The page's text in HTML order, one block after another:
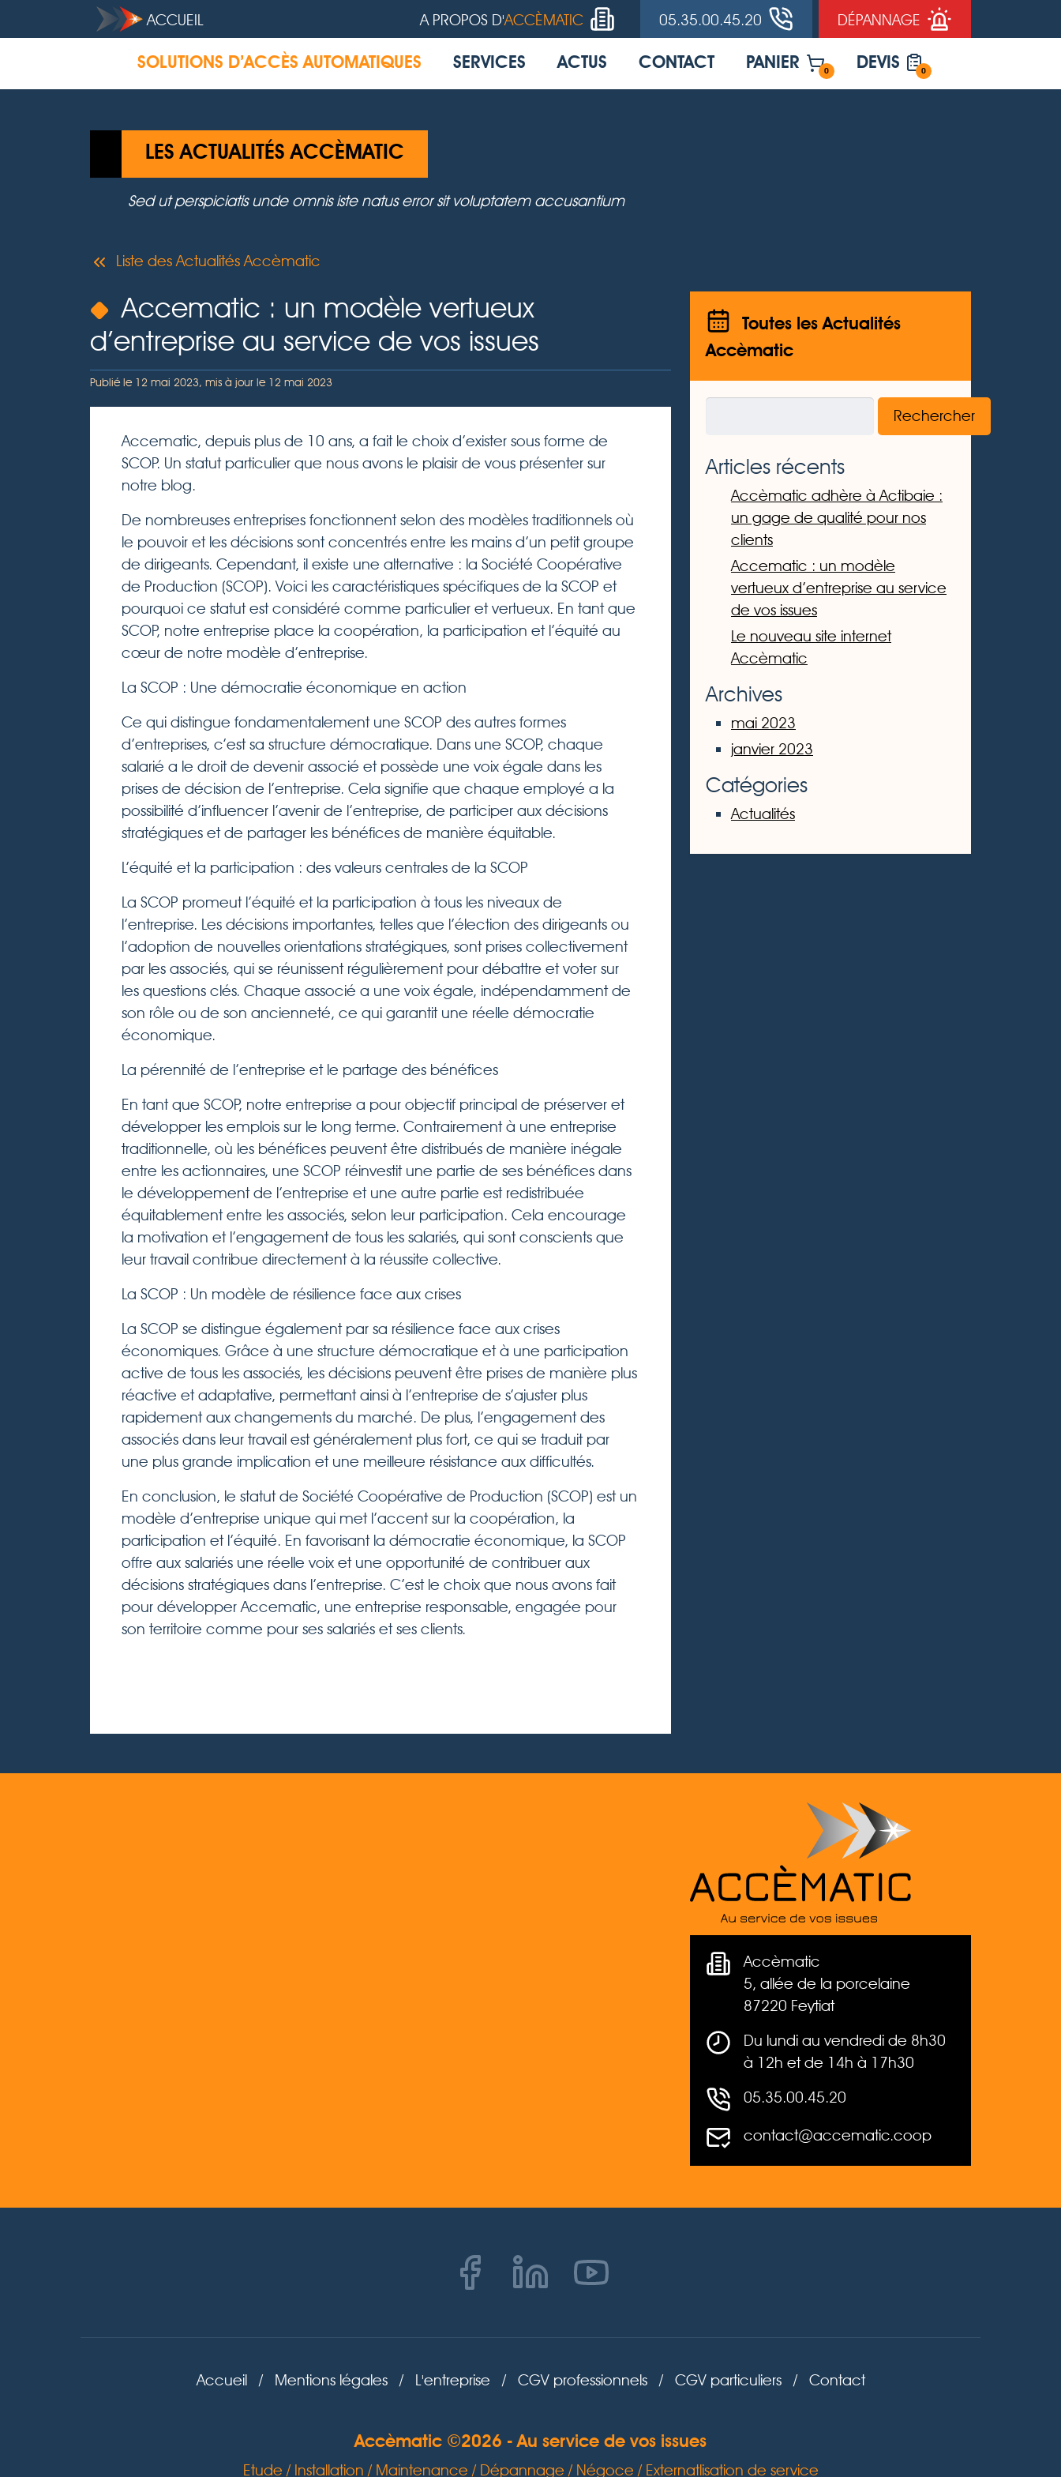
ACCUEIL A PROPOS D'ACCÈMATIC 05.35.00.45.20 DÉPANNAGE
SOLUTIONS D’ACCÈS AUTOMATIQUES SERVICES ACTUS CONTACT PANIER 0 DEVIS 0
LES ACTUALITÉS ACCÈMATIC
Sed ut perspiciatis unde omnis iste natus error sit voluptatem accusantium
Liste des Actualités Accèmatic
Accematic : un modèle vertueux
d’entreprise au service de vos issues
Publié le 12 mai 2023, mis à jour le 12 mai 2023
Accematic, depuis plus de 10 ans, a fait le choix d’exister sous forme de
SCOP. Un statut particulier que nous avons le plaisir de vous présenter sur
notre blog.
De nombreuses entreprises fonctionnent selon des modèles traditionnels où
le pouvoir et les décisions sont concentrés entre les mains d’un petit groupe
de dirigeants. Cependant, il existe une alternative : la Société Coopérative
de Production (SCOP). Voici les caractéristiques spécifiques de la SCOP et
pourquoi ce statut est considéré comme particulier et vertueux. En tant que
SCOP, notre entreprise place la coopération, la participation et l’équité au
cœur de notre modèle d’entreprise.
La SCOP : Une démocratie économique en action
Ce qui distingue fondamentalement une SCOP des autres formes
d’entreprises, c’est sa structure démocratique. Dans une SCOP, chaque
salarié a le droit de devenir associé et possède une voix égale dans les
prises de décision de l’entreprise. Cela signifie que chaque employé a la
possibilité d’influencer l’avenir de l’entreprise, de participer aux décisions
stratégiques et de partager les bénéfices de manière équitable.
L’équité et la participation : des valeurs centrales de la SCOP
La SCOP promeut l’équité et la participation à tous les niveaux de
l’entreprise. Les décisions importantes, telles que l’élection des dirigeants ou
l’adoption de nouvelles orientations stratégiques, sont prises collectivement
par les associés, qui se réunissent régulièrement pour débattre et voter sur
les questions clés. Chaque associé a une voix égale, indépendamment de
son rôle ou de son ancienneté, ce qui garantit une réelle démocratie
économique.
La pérennité de l’entreprise et le partage des bénéfices
En tant que SCOP, notre entreprise a pour objectif principal de préserver et
développer les emplois sur le long terme. Contrairement à une entreprise
traditionnelle, où les bénéfices peuvent être distribués de manière inégale
entre les actionnaires, une SCOP réinvestit une partie de ses bénéfices dans
le développement de l’entreprise et une autre partie est redistribuée
équitablement entre les associés, selon leur participation. Cela encourage
la motivation et l’engagement de tous les salariés, qui sont conscients que
leur travail contribue directement à la réussite collective.
La SCOP : Un modèle de résilience face aux crises
La SCOP se distingue également par sa résilience face aux crises
économiques. Grâce à une structure démocratique et à une participation
active de tous les associés, les décisions peuvent être prises de manière plus
réactive et adaptative, permettant ainsi à l’entreprise de s’ajuster plus
rapidement aux changements du marché. De plus, l’engagement des
associés dans leur travail est généralement plus fort, ce qui se traduit par
une plus grande implication et une meilleure résistance aux difficultés.
En conclusion, le statut de Société Coopérative de Production (SCOP) est un
modèle d’entreprise unique qui met l’accent sur la coopération, la
participation et l’équité. En favorisant la démocratie économique, la SCOP
offre aux salariés une réelle voix et une opportunité de contribuer aux
décisions stratégiques dans l’entreprise. C’est le choix que nous avons fait
pour développer Accematic, une entreprise responsable, engagée pour
son territoire comme pour ses salariés et ses clients.
l’article
Toutes les Actualités
Accèmatic
Rechercher
Articles récents
Accèmatic adhère à Actibaie :
un gage de qualité pour nos
clients
Accematic : un modèle
vertueux d’entreprise au service
de vos issues
Le nouveau site internet
Accèmatic
Archives
mai 2023
janvier 2023
Catégories
Actualités
Accèmatic
5, allée de la porcelaine
87220 Feytiat
Du lundi au vendredi de 8h30
à 12h et de 14h à 17h30
05.35.00.45.20
contact@accematic.coop
Accueil / Mentions légales / L'entreprise / CGV professionnels / CGV particuliers / Contact
Accèmatic ©2026 - Au service de vos issues
Etude / Installation / Maintenance / Dépannage / Négoce / Externatlisation de service